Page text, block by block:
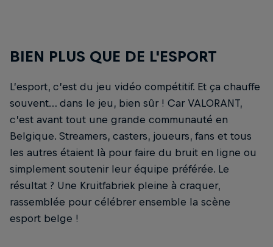
BIEN PLUS QUE DE L'ESPORT
L’esport, c’est du jeu vidéo compétitif. Et ça chauffe
souvent… dans le jeu, bien sûr ! Car VALORANT,
c’est avant tout une grande communauté en
Belgique. Streamers, casters, joueurs, fans et tous
les autres étaient là pour faire du bruit en ligne ou
simplement soutenir leur équipe préférée. Le
résultat ? Une Kruitfabriek pleine à craquer,
rassemblée pour célébrer ensemble la scène
esport belge !